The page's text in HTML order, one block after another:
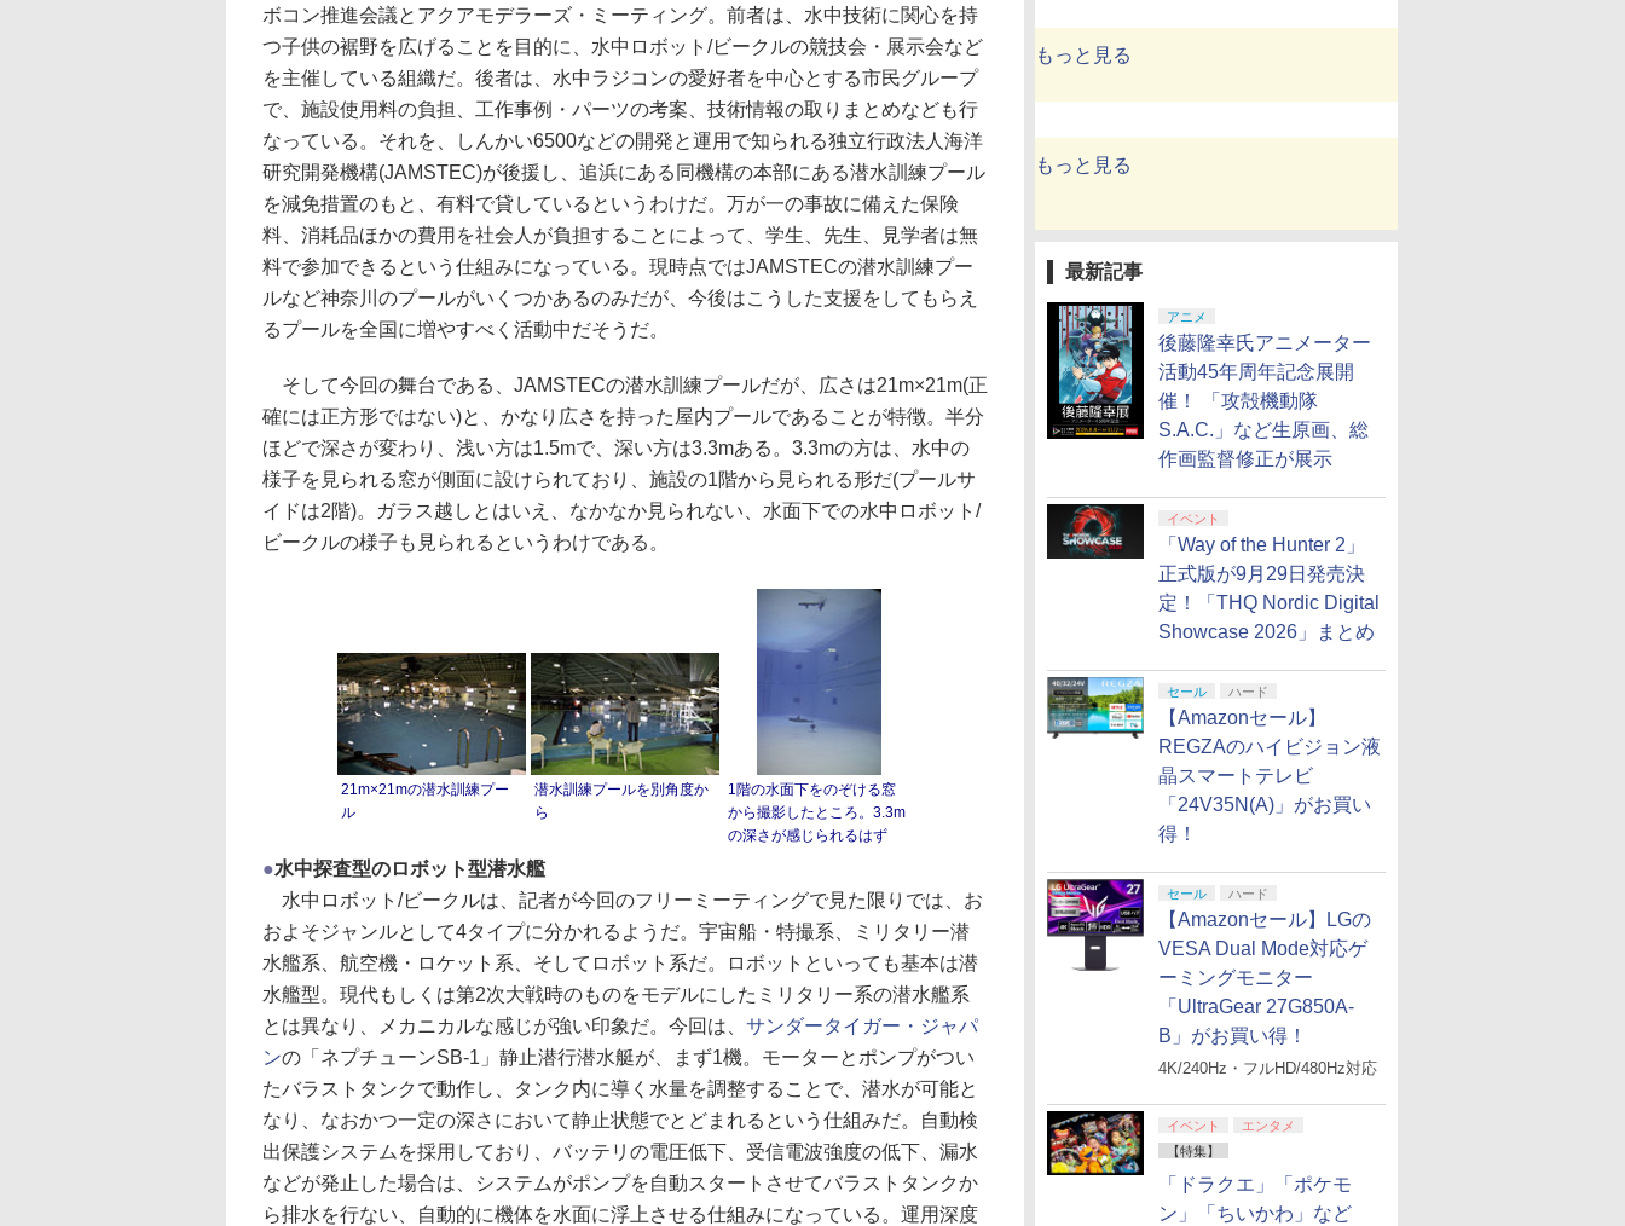
もっと見る
もっと見る
最新記事
アニメ
後藤隆幸氏アニメーター
活動45年周年記念展開
催！ 「攻殻機動隊
S.A.C.」など生原画、総
作画監督修正が展示
イベント
「Way of the Hunter 2」
正式版が9月29日発売決
定！「THQ Nordic Digital
Showcase 2026」まとめ
セール ハード
【Amazonセール】
REGZAのハイビジョン液
晶スマートテレビ
「24V35N(A)」がお買い
得！
セール ハード
【Amazonセール】LGの
VESA Dual Mode対応ゲ
ーミングモニター
「UltraGear 27G850A-
B」がお買い得！
4K/240Hz・フルHD/480Hz対応
イベント
エンタメ
【特集】
「ドラクエ」「ポケモ
ン」「ちいかわ」など
ボコン推進会議とアクアモデラーズ・ミーティング。前者は、水中技術に関心を持
つ子供の裾野を広げることを目的に、水中ロボット/ビークルの競技会・展示会など
を主催している組織だ。後者は、水中ラジコンの愛好者を中心とする市民グループ
で、施設使用料の負担、工作事例・パーツの考案、技術情報の取りまとめなども行
なっている。それを、しんかい6500などの開発と運用で知られる独立行政法人海洋
研究開発機構(JAMSTEC)が後援し、追浜にある同機構の本部にある潜水訓練プール
を減免措置のもと、有料で貸しているというわけだ。万が一の事故に備えた保険
料、消耗品ほかの費用を社会人が負担することによって、学生、先生、見学者は無
料で参加できるという仕組みになっている。現時点ではJAMSTECの潜水訓練プー
ルなど神奈川のプールがいくつかあるのみだが、今後はこうした支援をしてもらえ
るプールを全国に増やすべく活動中だそうだ。
そして今回の舞台である、JAMSTECの潜水訓練プールだが、広さは21m×21m(正
確には正方形ではない)と、かなり広さを持った屋内プールであることが特徴。半分
ほどで深さが変わり、浅い方は1.5mで、深い方は3.3mある。3.3mの方は、水中の
様子を見られる窓が側面に設けられており、施設の1階から見られる形だ(プールサ
イドは2階)。ガラス越しとはいえ、なかなか見られない、水面下での水中ロボット/
ビークルの様子も見られるというわけである。
21m×21mの潜水訓練プー
ル
潜水訓練プールを別角度か
ら
1階の水面下をのぞける窓
から撮影したところ。3.3m
の深さが感じられるはず
●水中探査型のロボット型潜水艦
水中ロボット/ビークルは、記者が今回のフリーミーティングで見た限りでは、お
およそジャンルとして4タイプに分かれるようだ。宇宙船・特撮系、ミリタリー潜
水艦系、航空機・ロケット系、そしてロボット系だ。ロボットといっても基本は潜
水艦型。現代もしくは第2次大戦時のものをモデルにしたミリタリー系の潜水艦系
とは異なり、メカニカルな感じが強い印象だ。今回は、 サンダータイガー・ジャパ
ンの「ネプチューンSB-1」静止潜行潜水艇が、まず1機。モーターとポンプがつい
たバラストタンクで動作し、タンク内に導く水量を調整することで、潜水が可能と
なり、なおかつ一定の深さにおいて静止状態でとどまれるという仕組みだ。自動検
出保護システムを採用しており、バッテリの電圧低下、受信電波強度の低下、漏水
などが発止した場合は、システムがポンプを自動スタートさせてバラストタンクか
ら排水を行ない、自動的に機体を水面に浮上させる仕組みになっている。運用深度